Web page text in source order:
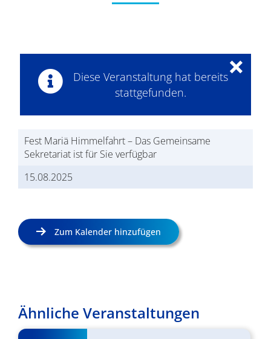
Diese Veranstaltung hat bereits
stattgefunden.
×
Fest Mariä Himmelfahrt – Das Gemeinsame
Sekretariat ist für Sie verfügbar
15.08.2025
Zum Kalender hinzufügen
Ähnliche Veranstaltungen